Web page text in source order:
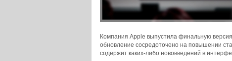
Компания Apple выпустила финальную
обновление сосредоточено на повышении
содержит каких-либо нововведений в